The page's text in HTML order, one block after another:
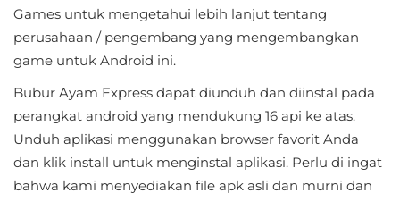
First
Person
Horror
Hypercasual
Music
Games untuk mengetahui lebih lanjut tentang
perusahaan / pengembang yang mengembangkan
game untuk Android ini.
Bubur Ayam Express dapat diunduh dan diinstal pada
perangkat android yang mendukung 16 api ke atas.
Unduh aplikasi menggunakan browser favorit Anda
dan klik install untuk menginstal aplikasi. Perlu di ingat
bahwa kami menyediakan file apk asli dan murni dan